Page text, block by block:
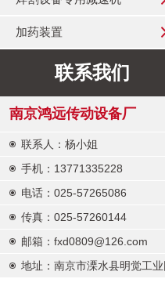
加药装置
联系我们
南京鸿远传动设备厂
联系人：杨小姐
手机：13771335228
电话：025-57265086
传真：025-57260144
邮箱：fxd0809@126.com
地址：南京市溧水县明觉工业